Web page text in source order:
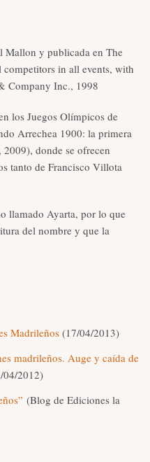
Mallon y publicada en The
in all events, with
Company Inc., 1998
los Juegos Olímpicos de
Arrechea 1900: la primera
donde se ofrecen
tanto de Francisco Villota
llamado Ayarta, por lo que
del nombre y que la
Madrileños (17/04/2013)
madrileños. Auge y caída de
04/2012)
(Blog de Ediciones la